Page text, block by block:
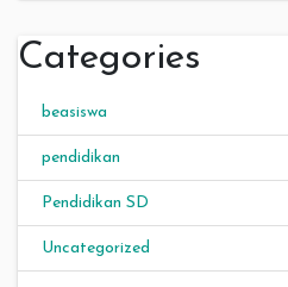
Categories
beasiswa
pendidikan
Pendidikan SD
Uncategorized